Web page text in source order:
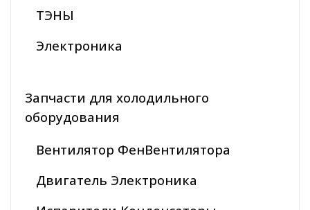
ТЭНЫ
Электроника
Запчасти для холодильного
оборудования
Вентилятор ФенВентилятора
Двигатель Электроника